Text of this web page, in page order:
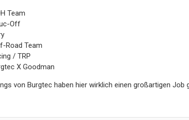
Team
Off
Road Team
/ TRP
X Goodman
von Burgtec haben hier wirklich einen großartigen Job